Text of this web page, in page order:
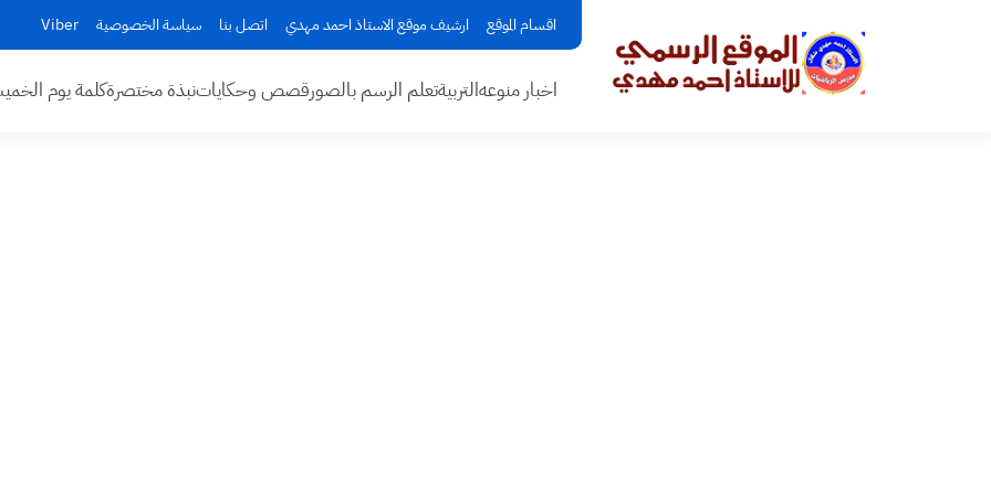
اقسام الموقع ارشيف موقع الاستاذ احمد مهدي اتصل بنا سياسة الخصوصية Viber
اخبار منوعهالتربيةتعلم الرسم بالصورقصص وحكاياتنبذة مختصرةكلمة يوم